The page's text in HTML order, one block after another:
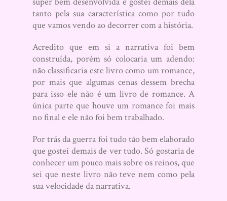
tanto pela sua característica como por tudo
que vamos vendo ao decorrer com a história.
Acredito que em si a narrativa foi bem
construída, porém só colocaria um adendo:
não classificaria este livro como um romance,
por mais que algumas cenas dessem brecha
para isso ele não é um livro de romance. A
única parte que houve um romance foi mais
no final e ele não foi bem trabalhado.
Por trás da guerra foi tudo tão bem elaborado
que gostei demais de ver tudo. Só gostaria de
conhecer um pouco mais sobre os reinos, que
sei que neste livro não teve nem como pela
sua velocidade da narrativa.